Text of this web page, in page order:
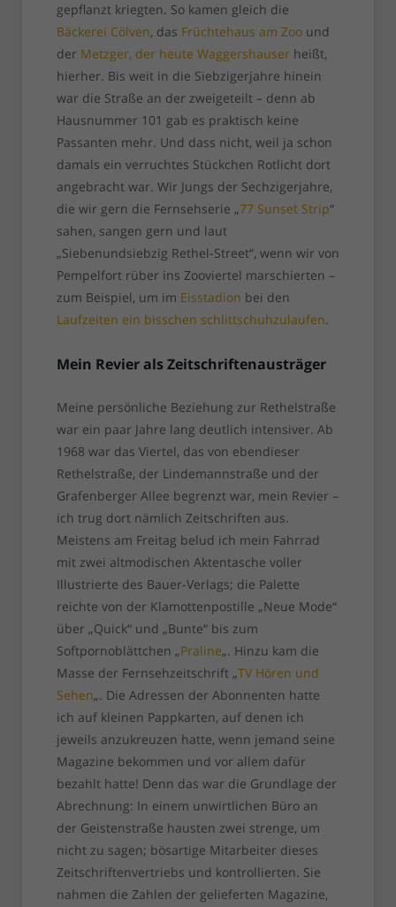
gepflanzt kriegten. So kamen gleich die
Bäckerei Cölven, das Früchtehaus am Zoound
der Metzger, der heute Waggershauserheißt,
hierher. Bis weit in die Siebzigerjahre hinein
war die Straße an der zweigeteilt – denn ab
Hausnummer 101 gab es praktisch keine
Passanten mehr. Und dass nicht, weil ja schon
damals ein verruchtes Stückchen Rotlicht dort
angebracht war. Wir Jungs der Sechzigerjahre,
die wir gern die Fernsehserie „77 Sunset Strip“
sahen, sangen gern und laut
„Siebenundsiebzig Rethel-Street“, wenn wir von
Pempelfort rüber ins Zooviertel marschierten –
zum Beispiel, um im Eisstadion bei den
Laufzeiten ein bisschen schlittschuhzulaufen.
Mein Revier als Zeitschriftenausträger
Meine persönliche Beziehung zur Rethelstraße
war ein paar Jahre lang deutlich intensiver. Ab
1968 war das Viertel, das von ebendieser
Rethelstraße, der Lindemannstraße und der
Grafenberger Allee begrenzt war, mein Revier –
ich trug dort nämlich Zeitschriften aus.
Meistens am Freitag belud ich mein Fahrrad
mit zwei altmodischen Aktentasche voller
Illustrierte des Bauer-Verlags; die Palette
reichte von der Klamottenpostille „Neue Mode“
über „Quick“ und „Bunte“ bis zum
Softpornoblättchen „Praline„. Hinzu kam die
Masse der Fernsehzeitschrift „TV Hören und
Sehen„. Die Adressen der Abonnenten hatte
ich auf kleinen Pappkarten, auf denen ich
jeweils anzukreuzen hatte, wenn jemand seine
Magazine bekommen und vor allem dafür
bezahlt hatte! Denn das war die Grundlage der
Abrechnung: In einem unwirtlichen Büro an
der Geistenstraße hausten zwei strenge, um
nicht zu sagen; bösartige Mitarbeiter dieses
Zeitschriftenvertriebs und kontrollierten. Sie
nahmen die Zahlen der gelieferten Magazine,